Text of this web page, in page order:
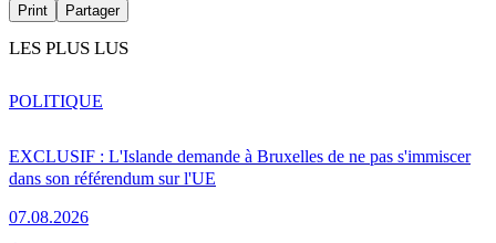
Print Partager
LES PLUS LUS
EXCLUSIF : L'Islande demande à Bruxelles de ne pas s'immiscer
dans son référendum sur l'UE
07.08.2026
POLITIQUE